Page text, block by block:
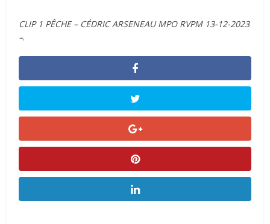
CLIP 1 PÊCHE – CÉDRIC ARSENEAU MPO RVPM 13-12-2023
–.